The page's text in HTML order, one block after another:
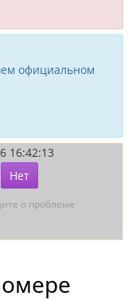
официальном
16:42:13
Нет
о проблеме